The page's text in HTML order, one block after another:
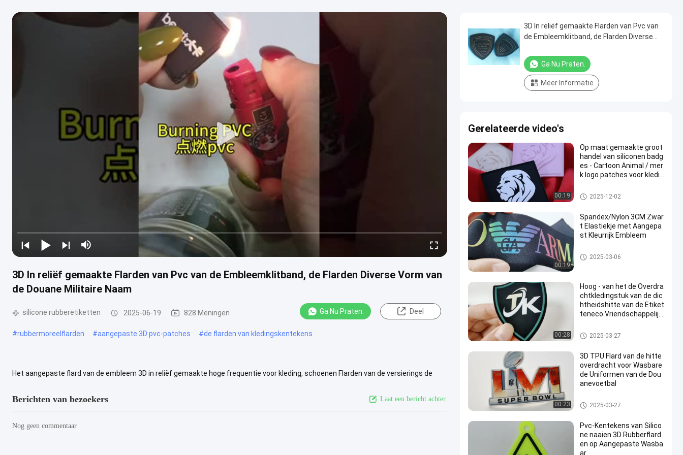
3D In reliëf gemaakte Flarden van Pvc van de Embleemklitband, de Flarden Diverse Vorm van
de Douane Militaire Naam
silicone rubberetiketten 2025-06-19 828 Meningen Ga Nu Praten. Deel
#rubbermoreelflarden #aangepaste 3D pvc-patches #de flarden van kledingskentekens
Het aangepaste flard van de embleem 3D in reliëf gemaakte hoge frequentie voor kleding, schoenen Flarden van de versierings de
Berichten van bezoekers Laat een bericht achter.
Nog geen commentaar
3D In reliëf gemaakte Flarden van Pvc van
de Embleemklitband, de Flarden Diverse
Ga Nu Praten.
Meer Informatie
Gerelateerde video's
00:19
Op maat gemaakte groot
handel van siliconen badg
es - Cartoon Animal / mer
k logo patches voor kledin
atie
silicone rubberetiketten
2025-12-02
00:19
Spandex/Nylon 3CM Zwar
t Elastiekje met Aangepa
st Kleurrijk Embleem
Bindband
2025-03-06
00:28
Hoog - van het de Overdra
chtkledingstuk van de dic
htheidshitte van de Etiket
teneco Vriendschappelijk
De Kledingsetiketten van de hit
teoverdracht
2025-03-27
00:23
3D TPU Flard van de hitte
overdracht voor Wasbare
de Uniformen van de Dou
anevoetbal
Maatkledingflarden
2025-03-27
Pvc-Kentekens van Silico
ne naaien 3D Rubberflard
en op Aangepaste Wasba
ar